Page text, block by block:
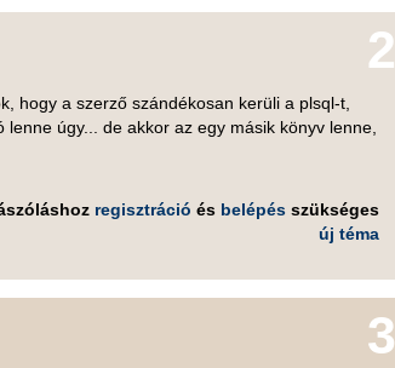
2
hogy a szerző szándékosan kerüli a plsql-t,
úgy... de akkor az egy másik könyv lenne,
regisztráció és belépésszükséges
új téma
3